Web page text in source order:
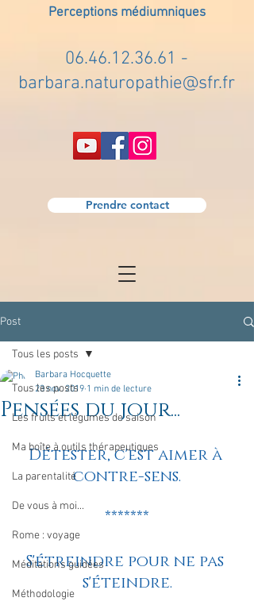
Perceptions médiumniques
06.46.12.36.61 -
barbara.naturopathie@sfr.fr
Prendre contact
Post
Tous les posts
Les fruits et légumes de saison
Ma boîte à outils thérapeutiques
La parentalité
De vous à moi...
Rome : voyage
Méditations guidées
Méthodologie
Tous les posts
Pensées du jour...
Barbara Hocquette
23 nov. 2019 1 min de lecture
Détester, c'est aimer à
contre-sens.
*******
S'étreindre pour ne pas
s'éteindre.